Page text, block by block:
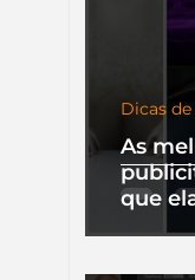
As
que
Dicas